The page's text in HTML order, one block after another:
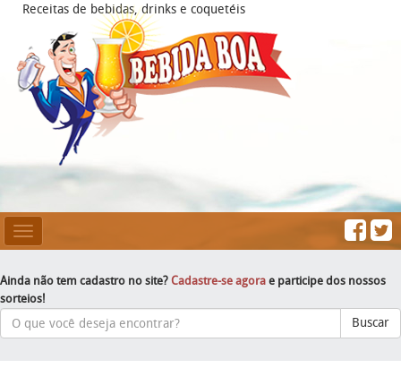
Receitas de bebidas, drinks e coquetéis
Mesclar
Navegação
Ainda não tem cadastro no site? Cadastre-se agora e participe dos nossos
sorteios!
Buscar